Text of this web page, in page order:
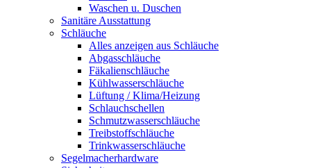
Waschen u. Duschen
Sanitäre Ausstattung
Schläuche
Alles anzeigen aus Schläuche
Abgasschläuche
Fäkalienschläuche
Kühlwasserschläuche
Lüftung / Klima/Heizung
Schlauchschellen
Schmutzwasserschläuche
Treibstoffschläuche
Trinkwasserschläuche
Segelmacherhardware